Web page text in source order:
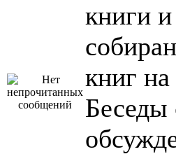
книги и
книг